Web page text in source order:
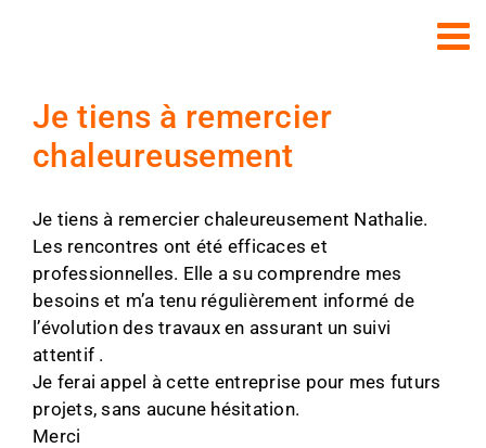
Je tiens à remercier
chaleureusement
Je tiens à remercier chaleureusement Nathalie.
Les rencontres ont été efficaces et
professionnelles. Elle a su comprendre mes
besoins et m’a tenu régulièrement informé de
l’évolution des travaux en assurant un suivi
attentif .
Je ferai appel à cette entreprise pour mes futurs
projets, sans aucune hésitation.
Merci